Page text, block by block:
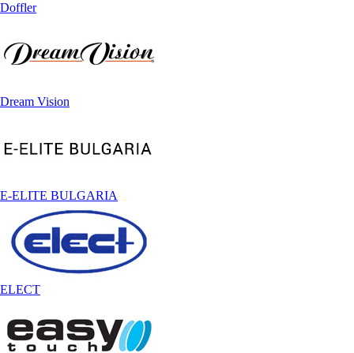
Doffler
Dream Vision
E-ELITE BULGARIA
ELECT